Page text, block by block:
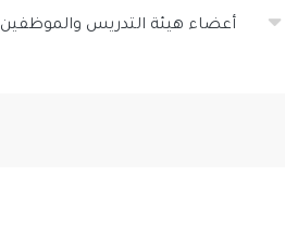
أعضاء هيئة التدريس والموظفين